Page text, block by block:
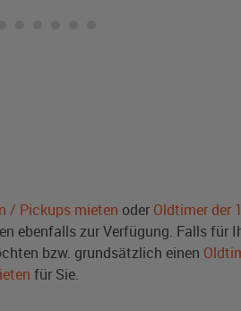
/ Pickups mieten oder Oldtimer der
ebenfalls zur Verfügung. Falls für
bzw. grundsätzlich einen
für Sie.